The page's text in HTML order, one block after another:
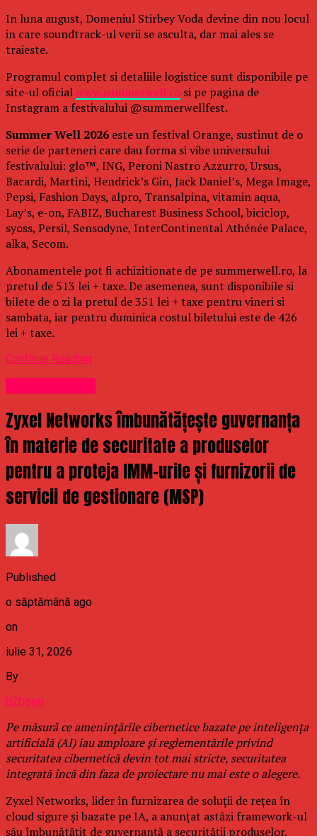
In luna august, Domeniul Stirbey Voda devine din nou locul
in care soundtrack-ul verii se asculta, dar mai ales se
traieste.
Programul complet si detaliile logistice sunt disponibile pe
site-ul oficialwww.summerwell.ro si pe pagina de
Instagram a festivalului @summerwellfest.
Summer Well 2026 este un festival Orange, sustinut de o
serie de parteneri care dau forma si vibe universului
festivalului: glo™, ING, Peroni Nastro Azzurro, Ursus,
Bacardi, Martini, Hendrick’s Gin, Jack Daniel’s, Mega Image,
Pepsi, Fashion Days, alpro, Transalpina, vitamin aqua,
Lay’s, e-on, FABIZ, Bucharest Business School, biciclop,
syoss, Persil, Sensodyne, InterContinental Athénée Palace,
alka, Secom.
Abonamentele pot fi achizitionate de pe summerwell.ro, la
pretul de 513 lei + taxe. De asemenea, sunt disponibile si
bilete de o zi la pretul de 351 lei + taxe pentru vineri si
sambata, iar pentru duminica costul biletului este de 426
lei + taxe.
Continue Reading
Zyxel Networks îmbunătățește guvernanța
în materie de securitate a produselor
pentru a proteja IMM-urile și furnizorii de
servicii de gestionare (MSP)
Published
o săptămână ago
on
iulie 31, 2026
By
b2bseo
Pe măsură ce amenințările cibernetice bazate pe inteligența
artificială (AI) iau amploare și reglementările privind
securitatea cibernetică devin tot mai stricte, securitatea
integrată încă din faza de proiectare nu mai este o alegere.
Zyxel Networks, lider în furnizarea de soluții de rețea în
cloud sigure și bazate pe IA, a anunțat astăzi framework-ul
său îmbunătățit de guvernanță a securității produselor,